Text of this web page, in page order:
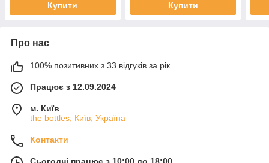
Купити Купити
Про нас
100% позитивних з 33 відгуків за рік
Працює з 12.09.2024
м. Київ
the bottles, Київ, Україна
Контакти